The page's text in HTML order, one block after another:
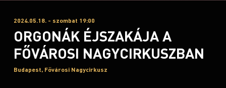
2024.05.18. - szombat 19:00
ORGONÁK ÉJSZAKÁJA A
FŐVÁROSI NAGYCIRKUSZBAN
Budapest, Fővárosi Nagycirkusz